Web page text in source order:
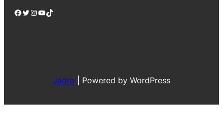
Facebook Twitter Instagram YouTube TikTok
Jadro Powered by WordPress